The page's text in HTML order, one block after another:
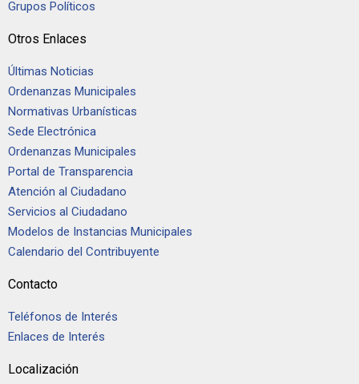
Grupos Políticos
Otros Enlaces
Últimas Noticias
Ordenanzas Municipales
Normativas Urbanísticas
Sede Electrónica
Ordenanzas Municipales
Portal de Transparencia
Atención al Ciudadano
Servicios al Ciudadano
Modelos de Instancias Municipales
Calendario del Contribuyente
Contacto
Teléfonos de Interés
Enlaces de Interés
Localización